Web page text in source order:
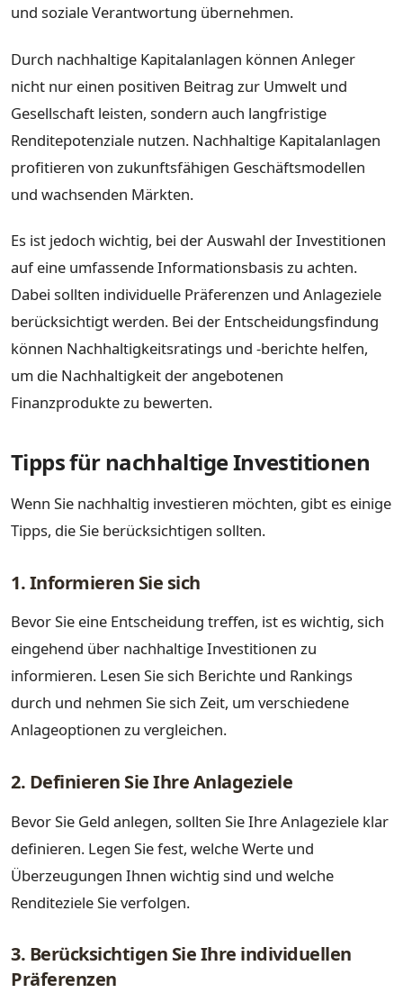
und soziale Verantwortung übernehmen.
Durch nachhaltige Kapitalanlagen können Anleger
nicht nur einen positiven Beitrag zur Umwelt und
Gesellschaft leisten, sondern auch langfristige
Renditepotenziale nutzen. Nachhaltige Kapitalanlagen
profitieren von zukunftsfähigen Geschäftsmodellen
und wachsenden Märkten.
Es ist jedoch wichtig, bei der Auswahl der Investitionen
auf eine umfassende Informationsbasis zu achten.
Dabei sollten individuelle Präferenzen und Anlageziele
berücksichtigt werden. Bei der Entscheidungsfindung
können Nachhaltigkeitsratings und -berichte helfen,
um die Nachhaltigkeit der angebotenen
Finanzprodukte zu bewerten.
Tipps für nachhaltige Investitionen
Wenn Sie nachhaltig investieren möchten, gibt es einige
Tipps, die Sie berücksichtigen sollten.
1. Informieren Sie sich
Bevor Sie eine Entscheidung treffen, ist es wichtig, sich
eingehend über nachhaltige Investitionen zu
informieren. Lesen Sie sich Berichte und Rankings
durch und nehmen Sie sich Zeit, um verschiedene
Anlageoptionen zu vergleichen.
2. Definieren Sie Ihre Anlageziele
Bevor Sie Geld anlegen, sollten Sie Ihre Anlageziele klar
definieren. Legen Sie fest, welche Werte und
Überzeugungen Ihnen wichtig sind und welche
Renditeziele Sie verfolgen.
3. Berücksichtigen Sie Ihre individuellen
Präferenzen